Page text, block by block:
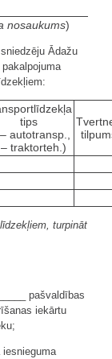
nosaukums)
Ādažu
tips
autotransp.,
traktorteh.)
turpināt
pašvaldības
iekārtu